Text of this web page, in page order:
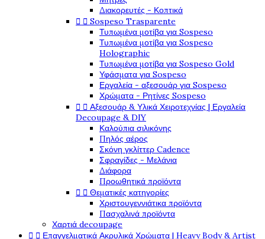
Διακορευτές - Κοπτικά
  Sospeso Trasparente
Τυπωμένα μοτίβα για Sospeso
Τυπωμένα μοτίβα για Sospeso
Holographic
Τυπωμένα μοτίβα για Sospeso Gold
Υφάσματα για Sospeso
Εργαλεία - αξεσουάρ για Sospeso
Χρώματα - Ρητίνες Sospeso
  Αξεσουάρ & Υλικά Χειροτεχνίας | Εργαλεία
Decoupage & DIY
Καλούπια σιλικόνης
Πηλός αέρος
Σκόνη γκλίττερ Cadence
Σφραγίδες - Μελάνια
Διάφορα
Προωθητικά προϊόντα
  Θεματικές κατηγορίες
Χριστουγεννιάτικα προϊόντα
Πασχαλινά προϊόντα
Χαρτιά decoupage
  Επαγγελματικά Ακρυλικά Χρώματα | Heavy Body & Artist